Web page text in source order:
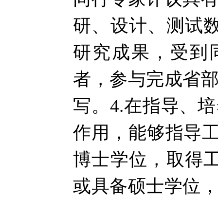
研、设计、测试
研究成果，受到
者，参与完成省
写。4.在指导、
作用，能够指导
博士学位，取得
或具备硕士学位